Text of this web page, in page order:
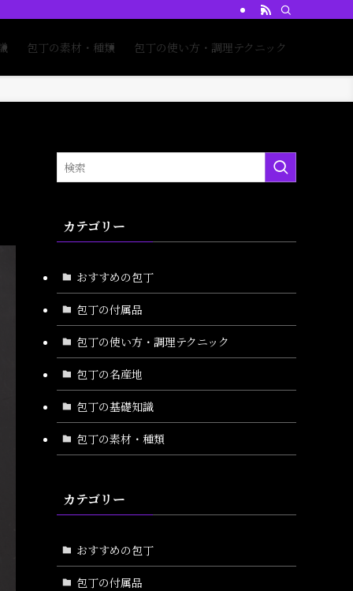
包丁の素材・種類 包丁の使い方・調理テクニック
カテゴリー
おすすめの包丁
包丁の付属品
包丁の使い方・調理テクニック
包丁の名産地
包丁の基礎知識
包丁の素材・種類
カテゴリー
おすすめの包丁
包丁の付属品